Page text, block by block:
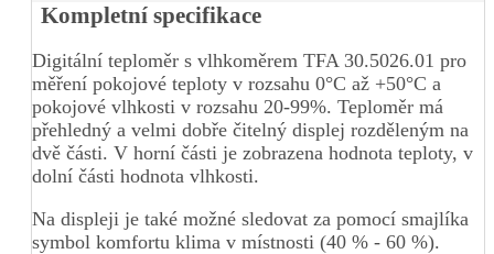
Kompletní specifikace
Digitální teploměr s vlhkoměrem TFA 30.5026.01 pro
měření pokojové teploty v rozsahu 0°C až +50°C a
pokojové vlhkosti v rozsahu 20-99%. Teploměr má
přehledný a velmi dobře čitelný displej rozděleným na
dvě části. V horní části je zobrazena hodnota teploty, v
dolní části hodnota vlhkosti.
Na displeji je také možné sledovat za pomocí smajlíka
symbol komfortu klima v místnosti (40 % - 60 %).